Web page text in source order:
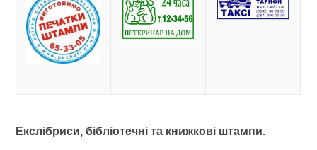
Екслібриси, бібліотечні та книжкові штампи.